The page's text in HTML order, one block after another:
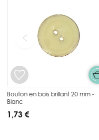
Bouton en bois brillant 20 mm -
Blanc
1,73 €